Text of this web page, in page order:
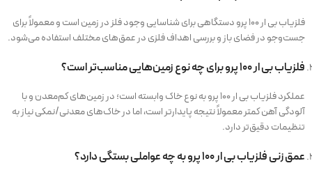
فلزیاب بی ار 100 پرو دستگاهی برای شناسایی وجود فلز در زمین است و معمولاً برای
جست‌وجو در فضای باز و بررسی اهداف فلزی در عمق‌های مختلف استفاده می‌شود.
فلزیاب بی ار 100 پرو برای چه نوع زمین‌هایی مناسب‌تر است؟
عملکرد فلزیاب بی ار 100 پرو به نوع خاک وابسته است؛ در زمین‌های کم‌معدن و با
آلودگی آهن کمتر معمولاً نتیجه پایدارتر است، اما در خاک‌های معدنی/نمکی نیاز به
تنظیمات دقیق‌تر دارد.
عمق زنی فلزیاب بی ار 100 پرو به چه عواملی بستگی دارد؟